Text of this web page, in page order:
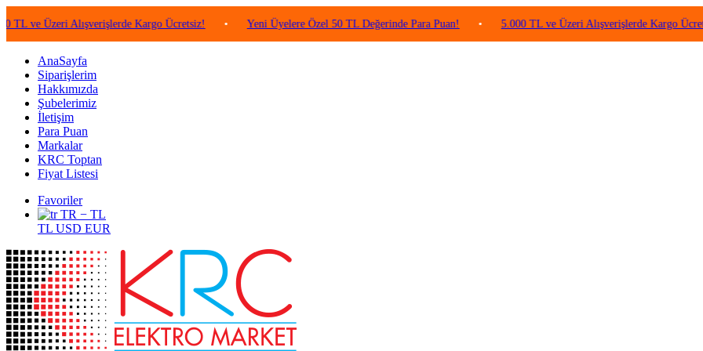
Alışverişlerde Kargo Ücretsiz! • Yeni Üyelere Özel 50 TL Değerinde Para Puan! • 5.000 TL ve Üzeri Alışverişlerde Kargo Ücretsiz! •
AnaSayfa
Siparişlerim
Hakkımızda
Şubelerimiz
İletişim
Para Puan
Markalar
KRC Toptan
Fiyat Listesi
Favoriler
TR − TL
TL USD EUR